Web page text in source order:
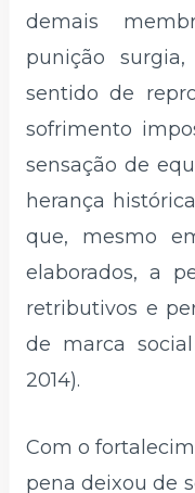
demais
punição
sentido de
sofrimento
sensação de
herança
que, mesmo
elaborados, a
retributivos e
de marca
2014).
Com o
pena deixou de